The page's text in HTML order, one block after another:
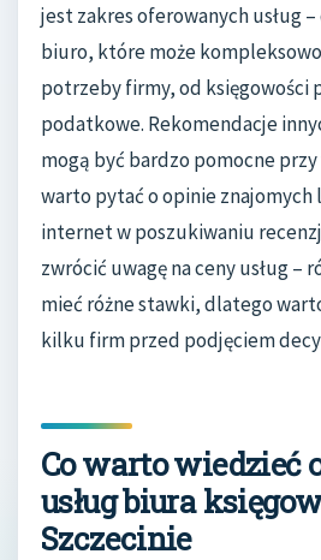
jest zakres oferowanych usług
biuro, które może
potrzeby firmy, od księgowości
podatkowe. Rekomendacje
mogą być bardzo pomocne
warto pytać o opinie znajomych
internet w poszukiwaniu
zwrócić uwagę na ceny usług –
mieć różne stawki, dlatego
kilku firm przed podjęciem
Co warto wiedzieć
usług biura
Szczecinie